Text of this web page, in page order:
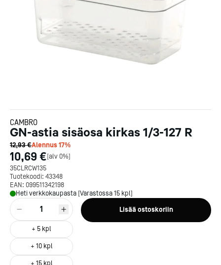
CAMBRO
GN-astia sisäosa kirkas 1/3-127 R
12,93 €Alennus17%
10,69 €[alv 0%]
35CLRCW135
Tuotekoodi: 43348
EAN: 099511342198
Heti verkkokaupasta [Varastossa 15 kpl]
1
+ 5 kpl
+ 10kpl
+ 15kpl
Lisää ostoskoriin